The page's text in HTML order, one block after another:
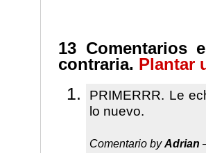
13 Comentarios
contraria. Plantar
PRIMERRR. Le
lo nuevo.
Comentario byAdrian